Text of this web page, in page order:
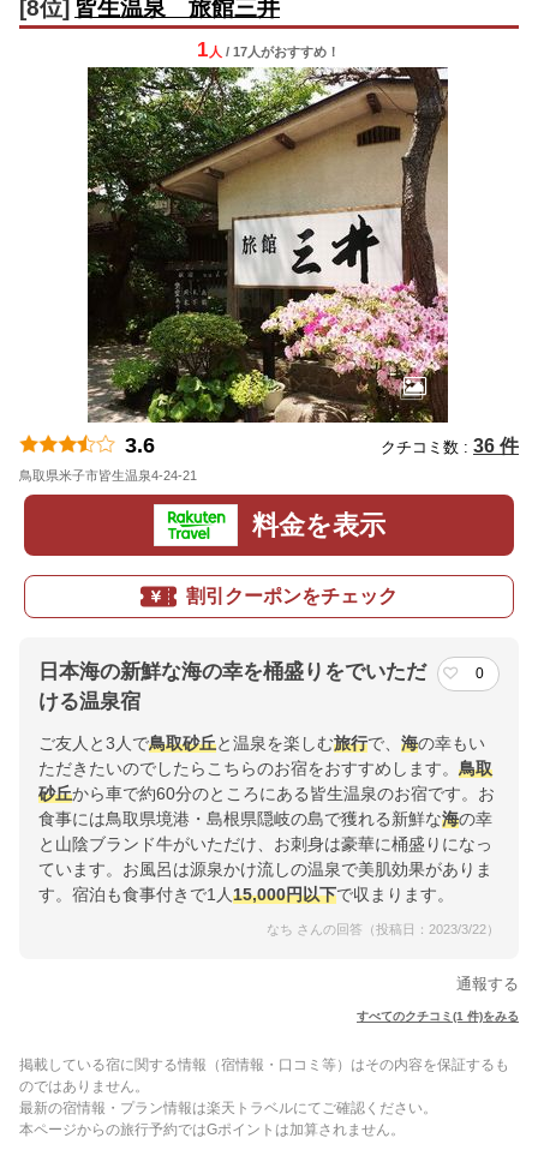
[8位] 皆生温泉 旅館三井
1 人 / 17人がおすすめ！
3.6 クチコミ数 : 36 件
鳥取県米子市皆生温泉4-24-21
料金を表示
割引クーポンをチェック
日本海の新鮮な海の幸を桶盛りをでいただ
ける温泉宿
0
ご友人と3人で鳥取砂丘と温泉を楽しむ旅行で、 海の幸もい
ただきたいのでしたらこちらのお宿をおすすめします。 鳥取
砂丘から車で約60分のところにある皆生温泉のお宿です。お
食事には鳥取県境港・島根県隠岐の島で獲れる新鮮な海の幸
と山陰ブランド牛がいただけ、お刺身は豪華に桶盛りになっ
ています。お風呂は源泉かけ流しの温泉で美肌効果がありま
す。宿泊も食事付きで1人15,000円以下で収まります。
なち さんの回答（投稿日：2023/3/22）
通報する
すべてのクチコミ(1 件)をみる
掲載している宿に関する情報（宿情報・口コミ等）はその内容を保証するも
のではありません。
最新の宿情報・プラン情報は楽天トラベルにてご確認ください。
本ページからの旅行予約ではGポイントは加算されません。